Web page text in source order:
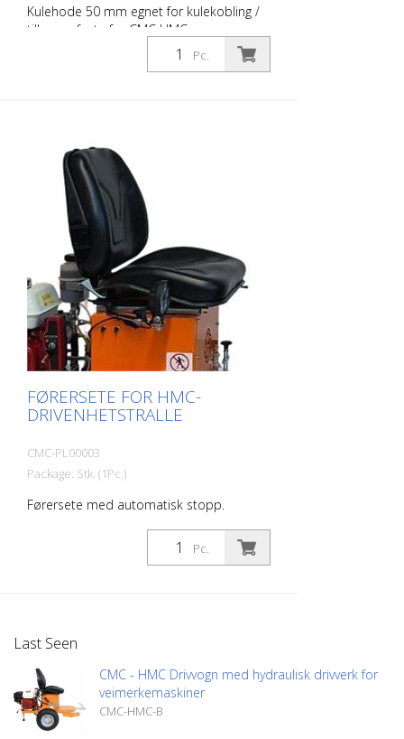
Kulehode 50 mm egnet for kulekobling /
tilhengerfeste for CMC HMC.
Pc.
FØRERSETE FOR HMC-
DRIVENHETSTRALLE
CMC-PL00003
Package: Stk. (1Pc.)
Førersete med automatisk stopp.
Pc.
Last Seen
CMC - HMC Drivvogn med hydraulisk drivverk for
veimerkemaskiner
CMC-HMC-B